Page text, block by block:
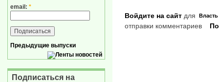
Власть
Войдите на сайт для
отправки комментариев
email: *
Предыдущие выпуски
Подписаться на